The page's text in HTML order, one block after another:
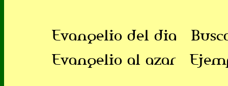
Evangelio del dia
Evangelio al azar